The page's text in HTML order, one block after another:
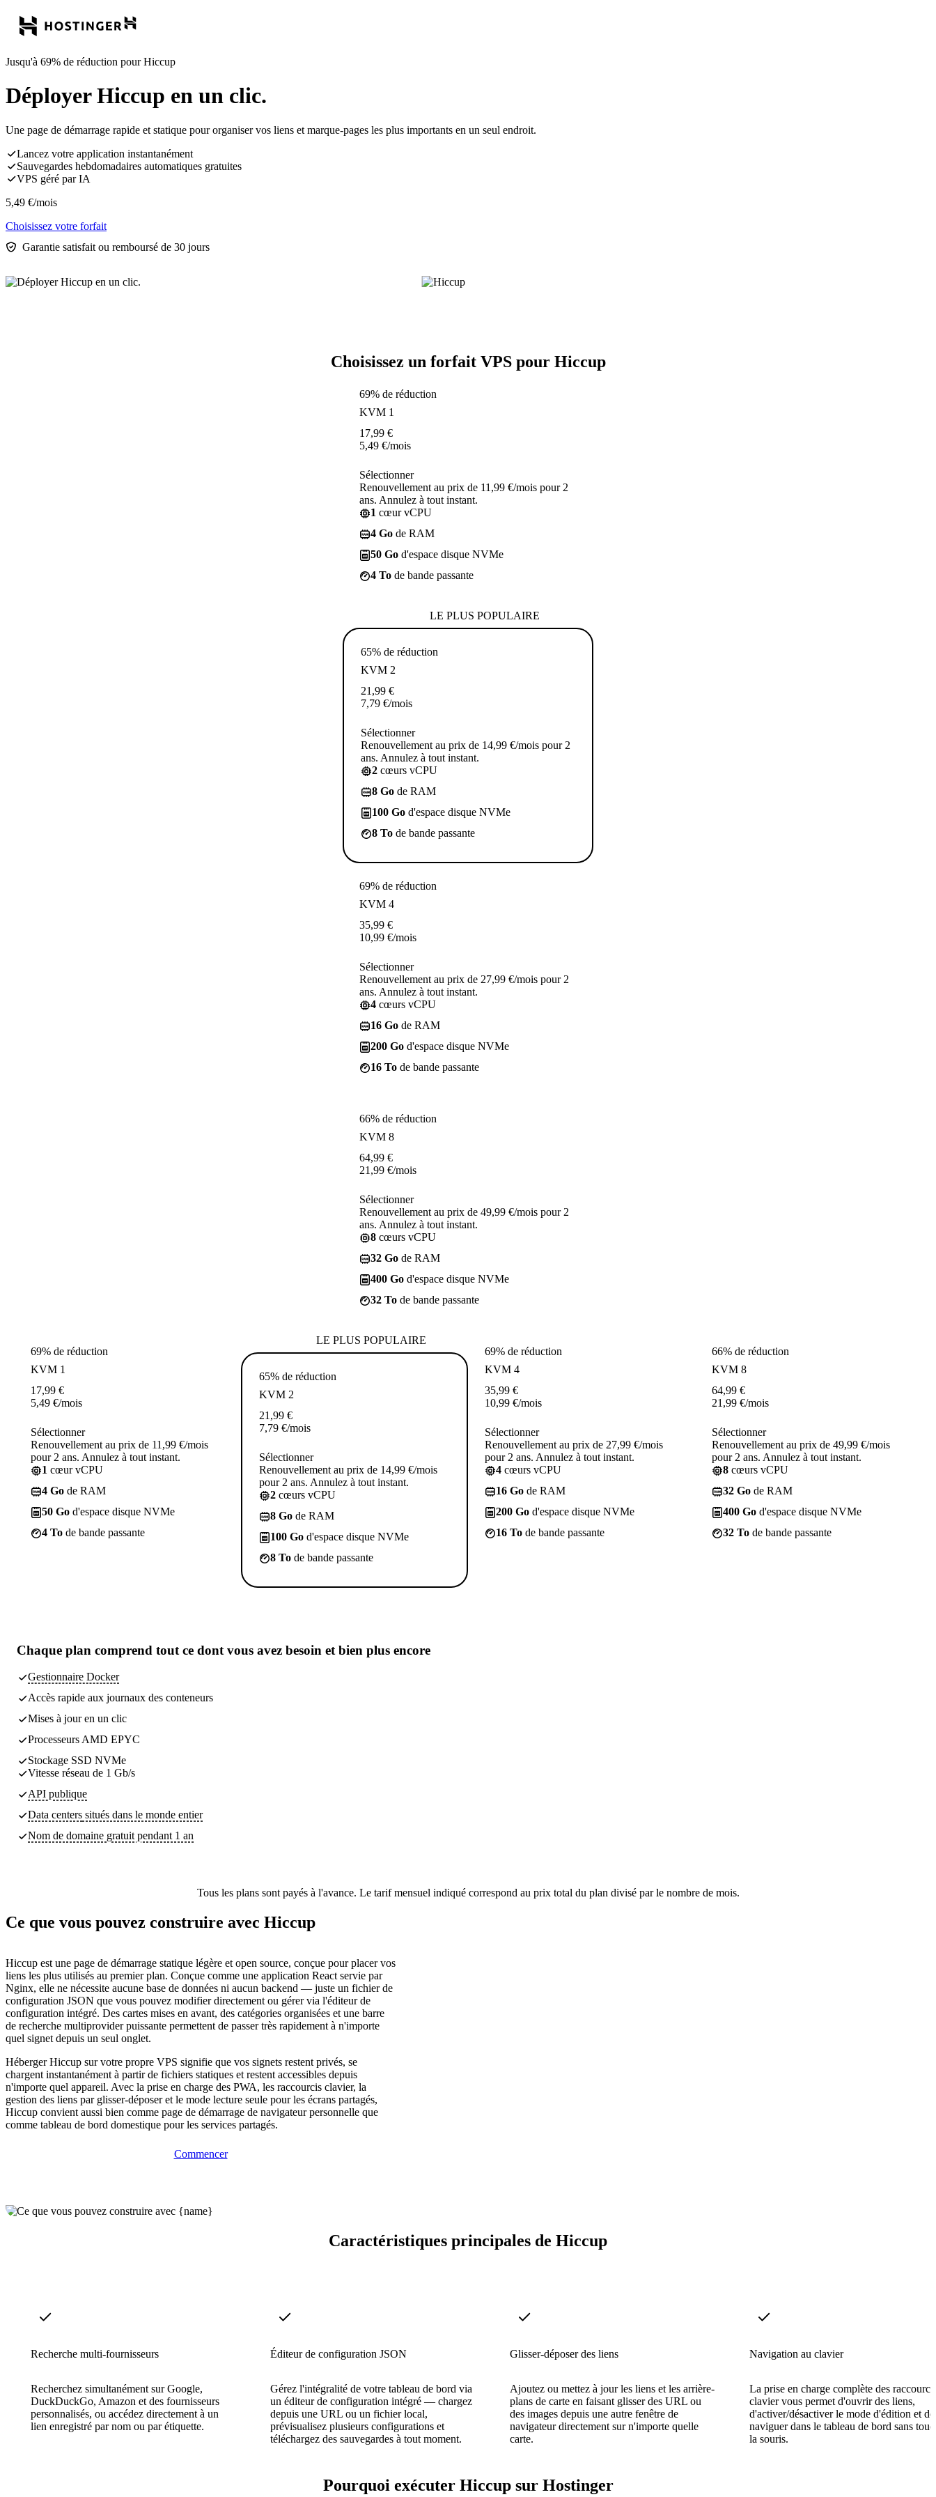
Jusqu'à 69% de réduction pour Hiccup
Déployer Hiccup en un clic.
Une page de démarrage rapide et statique pour organiser vos liens et marque-pages les plus importants en un seul endroit.
Lancez votre application instantanément
Sauvegardes hebdomadaires automatiques gratuites
VPS géré par IA
5,49 €/mois
Choisissez votre forfait
Garantie satisfait ou remboursé de 30 jours
Choisissez un forfait VPS pour Hiccup
69% de réduction
KVM 1
17,99 €
5,49 €/mois
Sélectionner
Renouvellement au prix de 11,99 €/mois pour 2
ans. Annulez à tout instant.
1 cœur vCPU
4 Go de RAM
50 Go d'espace disque NVMe
4 To de bande passante
LE PLUS POPULAIRE
65% de réduction
KVM 2
21,99 €
7,79 €/mois
Sélectionner
Renouvellement au prix de 14,99 €/mois pour 2
ans. Annulez à tout instant.
2 cœurs vCPU
8 Go de RAM
100 Go d'espace disque NVMe
8 To de bande passante
69% de réduction
KVM 4
35,99 €
10,99 €/mois
Sélectionner
Renouvellement au prix de 27,99 €/mois pour 2
ans. Annulez à tout instant.
4 cœurs vCPU
16 Go de RAM
200 Go d'espace disque NVMe
16 To de bande passante
66% de réduction
KVM 8
64,99 €
21,99 €/mois
Sélectionner
Renouvellement au prix de 49,99 €/mois pour 2
ans. Annulez à tout instant.
8 cœurs vCPU
32 Go de RAM
400 Go d'espace disque NVMe
32 To de bande passante
69% de réduction
KVM 1
17,99 €
5,49 €/mois
Sélectionner
Renouvellement au prix de 11,99 €/mois
pour 2 ans. Annulez à tout instant.
1 cœur vCPU
4 Go de RAM
50 Go d'espace disque NVMe
4 To de bande passante
LE PLUS POPULAIRE
65% de réduction
KVM 2
21,99 €
7,79 €/mois
Sélectionner
Renouvellement au prix de 14,99 €/mois
pour 2 ans. Annulez à tout instant.
2 cœurs vCPU
8 Go de RAM
100 Go d'espace disque NVMe
8 To de bande passante
69% de réduction
KVM 4
35,99 €
10,99 €/mois
Sélectionner
Renouvellement au prix de 27,99 €/mois
pour 2 ans. Annulez à tout instant.
4 cœurs vCPU
16 Go de RAM
200 Go d'espace disque NVMe
16 To de bande passante
66% de réduction
KVM 8
64,99 €
21,99 €/mois
Sélectionner
Renouvellement au prix de 49,99 €/mois
pour 2 ans. Annulez à tout instant.
8 cœurs vCPU
32 Go de RAM
400 Go d'espace disque NVMe
32 To de bande passante
Chaque plan comprend tout ce dont vous avez besoin et bien plus encore
Gestionnaire Docker
Accès rapide aux journaux des conteneurs
Mises à jour en un clic
Processeurs AMD EPYC
Stockage SSD NVMe
Vitesse réseau de 1 Gb/s
API publique
Data centers situés dans le monde entier
Nom de domaine gratuit pendant 1 an
Tous les plans sont payés à l'avance. Le tarif mensuel indiqué correspond au prix total du plan divisé par le nombre de mois.
Ce que vous pouvez construire avec Hiccup
Hiccup est une page de démarrage statique légère et open source, conçue pour placer vos
liens les plus utilisés au premier plan. Conçue comme une application React servie par
Nginx, elle ne nécessite aucune base de données ni aucun backend — juste un fichier de
configuration JSON que vous pouvez modifier directement ou gérer via l'éditeur de
configuration intégré. Des cartes mises en avant, des catégories organisées et une barre
de recherche multiprovider puissante permettent de passer très rapidement à n'importe
quel signet depuis un seul onglet.
Héberger Hiccup sur votre propre VPS signifie que vos signets restent privés, se
chargent instantanément à partir de fichiers statiques et restent accessibles depuis
n'importe quel appareil. Avec la prise en charge des PWA, les raccourcis clavier, la
gestion des liens par glisser-déposer et le mode lecture seule pour les écrans partagés,
Hiccup convient aussi bien comme page de démarrage de navigateur personnelle que
comme tableau de bord domestique pour les services partagés.
Commencer
Caractéristiques principales de Hiccup
Recherche multi-fournisseurs
Recherchez simultanément sur Google,
DuckDuckGo, Amazon et des fournisseurs
personnalisés, ou accédez directement à un
lien enregistré par nom ou par étiquette.
Éditeur de configuration JSON
Gérez l'intégralité de votre tableau de bord via
un éditeur de configuration intégré — chargez
depuis une URL ou un fichier local,
prévisualisez plusieurs configurations et
téléchargez des sauvegardes à tout moment.
Glisser-déposer des liens
Ajoutez ou mettez à jour les liens et les arrière-
plans de carte en faisant glisser des URL ou
des images depuis une autre fenêtre de
navigateur directement sur n'importe quelle
carte.
Navigation au clavier
La prise en charge complète des
clavier vous permet d'ouvrir des liens,
d'activer/désactiver le mode d'édition et de
naviguer dans le tableau de bord sans
la souris.
Pourquoi exécuter Hiccup sur Hostinger